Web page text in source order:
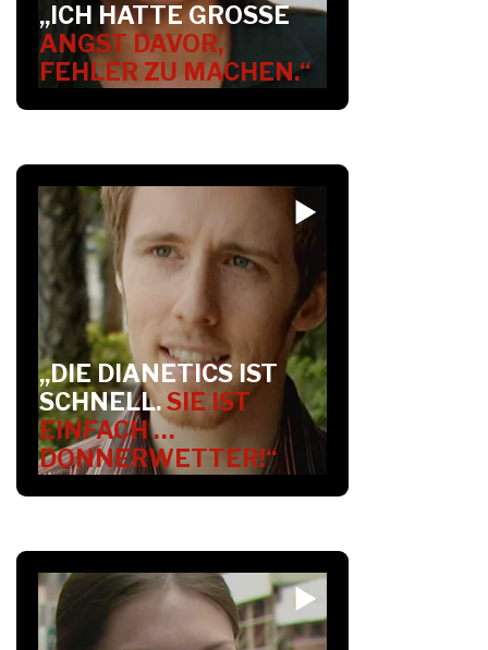
„ICH HATTE GROSSE
ANGST DAVOR,
FEHLER ZU MACHEN.“
„DIE DIANETICS IST
SCHNELL.SIE IST
EINFACH …
DONNERWETTER!“